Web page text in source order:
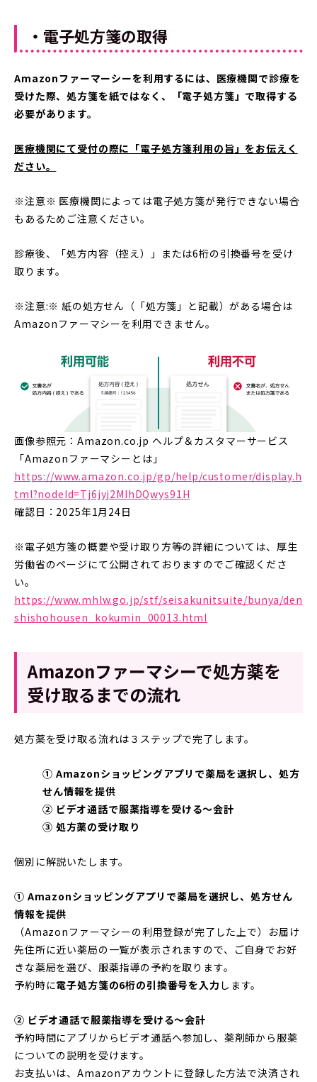
・電子処方箋の取得
Amazonファーマーシーを利用するには、医療機関で診療を
受けた際、処方箋を紙ではなく、「電子処方箋」で取得する
必要があります。
医療機関にて受付の際に「電子処方箋利用の旨」をお伝えく
ださい。
※注意※ 医療機関によっては電子処方箋が発行できない場合
もあるためご注意ください。
診療後、「処方内容（控え）」または6桁の引換番号を受け
取ります。
※注意:※ 紙の処方せん（「処方箋」と記載）がある場合は
Amazonファーマシーを利用できません。
画像参照元：Amazon.co.jp ヘルプ＆カスタマーサービス
「Amazonファーマシーとは」
https://www.amazon.co.jp/gp/help/customer/display.h
tml?nodeId=Tj6jyj2MIhDQwys91H
確認日：2025年1月24日
※電子処方箋の概要や受け取り方等の詳細については、厚生
労働省のページにて公開されておりますのでご確認くださ
い。
https://www.mhlw.go.jp/stf/seisakunitsuite/bunya/den
shishohousen_kokumin_00013.html
Amazonファーマシーで処方薬を
受け取るまでの流れ
処方薬を受け取る流れは３ステップで完了します。
① Amazonショッピングアプリで薬局を選択し、処方
せん情報を提供
② ビデオ通話で服薬指導を受ける〜会計
③ 処方薬の受け取り
個別に解説いたします。
① Amazonショッピングアプリで薬局を選択し、処方せん
情報を提供
（Amazonファーマシーの利用登録が完了した上で）お届け
先住所に近い薬局の一覧が表示されますので、ご自身でお好
きな薬局を選び、服薬指導の予約を取ります。
予約時に電子処方箋の6桁の引換番号を入力 します。
② ビデオ通話で服薬指導を受ける〜会計
予約時間にアプリからビデオ通話へ参加し、薬剤師から服薬
についての説明を受けます。
お支払いは、Amazonアカウントに登録した方法で決済され